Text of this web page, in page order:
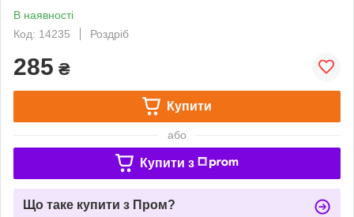
В наявності
Код: 14235
Роздріб
285 ₴
Купити
або
Купити з
Що таке купити з Пром?